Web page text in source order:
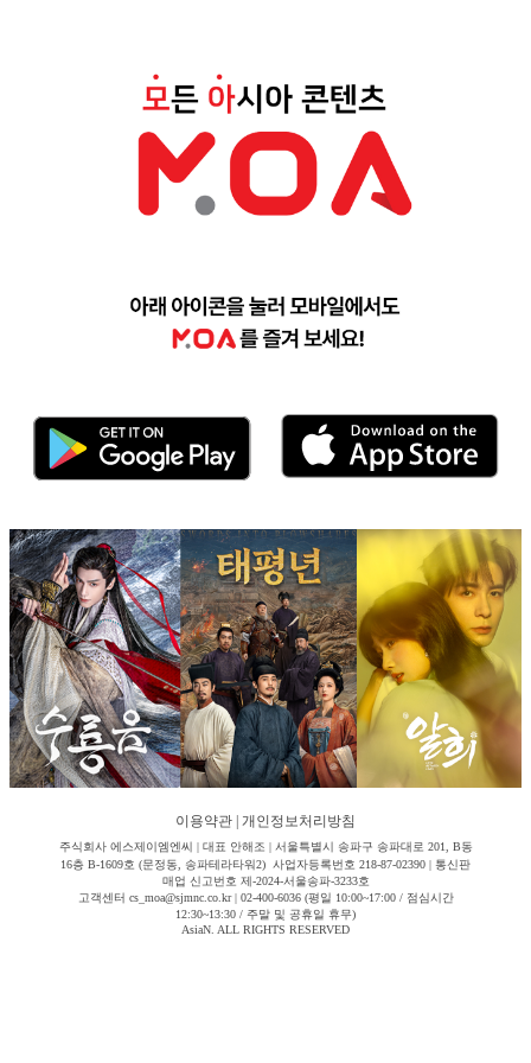
이용약관 개인정보처리방침
주식회사 에스제이엠엔씨 | 대표 안해조 | 서울특별시 송파구 송파대로 201, B동
16층 B-1609호 (문정동, 송파테라타워2) 사업자등록번호 218-87-02390 | 통신판
매업 신고번호 제-2024-서울송파-3233호
고객센터 cs_moa@sjmnc.co.kr | 02-400-6036 (평일 10:00~17:00 / 점심시간
12:30~13:30 / 주말 및 공휴일 휴무)
AsiaN. ALL RIGHTS RESERVED